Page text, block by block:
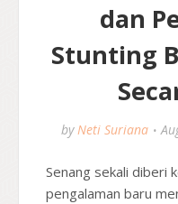
dan
Stunting
by Neti Suriana
Senang sekali diberi
pengalaman baru